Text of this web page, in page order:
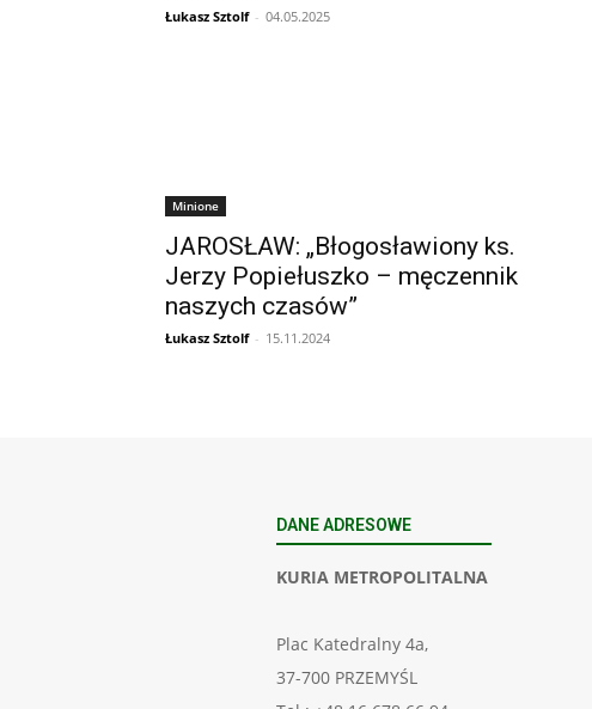
Łukasz Sztolf - 04.05.2025
Minione
JAROSŁAW: „Błogosławiony ks.
Jerzy Popiełuszko – męczennik
naszych czasów”
Łukasz Sztolf - 15.11.2024
DANE ADRESOWE
KURIA METROPOLITALNA
Plac Katedralny 4a,
37-700 PRZEMYŚL